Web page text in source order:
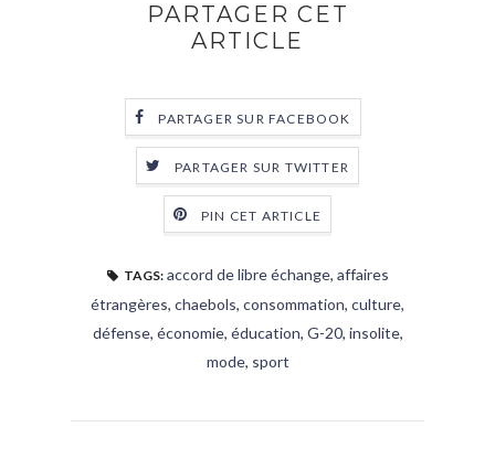
PARTAGER CET
ARTICLE
PARTAGER SUR FACEBOOK
PARTAGER SUR TWITTER
PIN CET ARTICLE
TAGS: accord de libre échange, affaires
étrangères, chaebols, consommation, culture,
défense, économie, éducation, G-20, insolite,
mode, sport